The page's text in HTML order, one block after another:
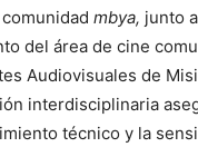
mbya, junto
del área de cine
Audiovisuales de
interdisciplinaria
técnico y la